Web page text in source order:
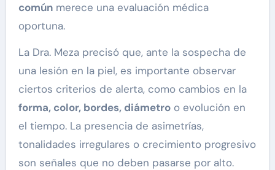
comúnmerece una evaluación médica
oportuna.
La Dra. Meza precisó que, ante la sospecha de
una lesión en la piel, es importante observar
ciertos criterios de alerta, como cambios en la
forma, color, bordes, diámetroo evolución en
el tiempo. La presencia de asimetrías,
tonalidades irregulares o crecimiento progresivo
son señales que no deben pasarse por alto.